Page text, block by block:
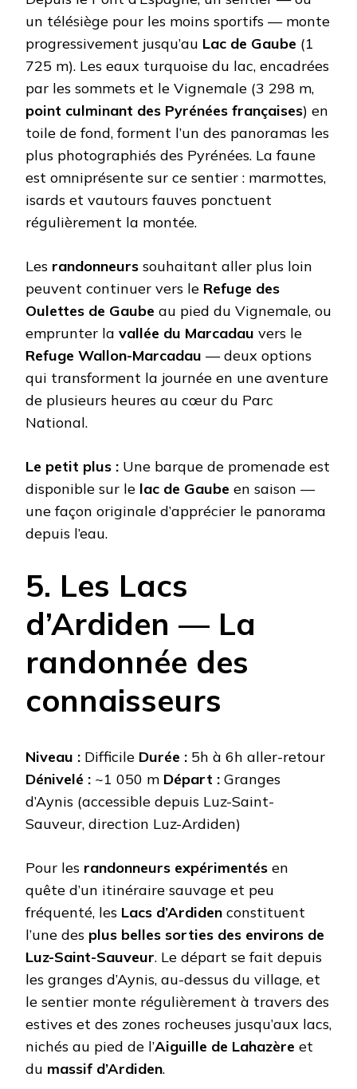
un télésiège pour les moins sportifs — monte
progressivement jusqu’au Lac de Gaube (1
725 m). Les eaux turquoise du lac, encadrées
par les sommets et le Vignemale (3 298 m,
point culminant des Pyrénées françaises) en
toile de fond, forment l’un des panoramas les
plus photographiés des Pyrénées. La faune
est omniprésente sur ce sentier : marmottes,
isards et vautours fauves ponctuent
régulièrement la montée.
Les randonneurs souhaitant aller plus loin
peuvent continuer vers le Refuge des
Oulettes de Gaube au pied du Vignemale, ou
emprunter la vallée du Marcadau vers le
Refuge Wallon-Marcadau — deux options
qui transforment la journée en une aventure
de plusieurs heures au cœur du Parc
National.
Le petit plus : Une barque de promenade est
disponible sur le lac de Gaube en saison —
une façon originale d’apprécier le panorama
depuis l’eau.
5. Les Lacs
d’Ardiden — La
randonnée des
connaisseurs
Niveau : Difficile Durée : 5h à 6h aller-retour
Dénivelé : ~1 050 m Départ : Granges
d’Aynis (accessible depuis Luz-Saint-
Sauveur, direction Luz-Ardiden)
Pour les randonneurs expérimentés en
quête d’un itinéraire sauvage et peu
fréquenté, les Lacs d’Ardiden constituent
l’une des plus belles sorties des environs de
Luz-Saint-Sauveur. Le départ se fait depuis
les granges d’Aynis, au-dessus du village, et
le sentier monte régulièrement à travers des
estives et des zones rocheuses jusqu’aux lacs,
nichés au pied de l’Aiguille de Lahazère et
du massif d’Ardiden.